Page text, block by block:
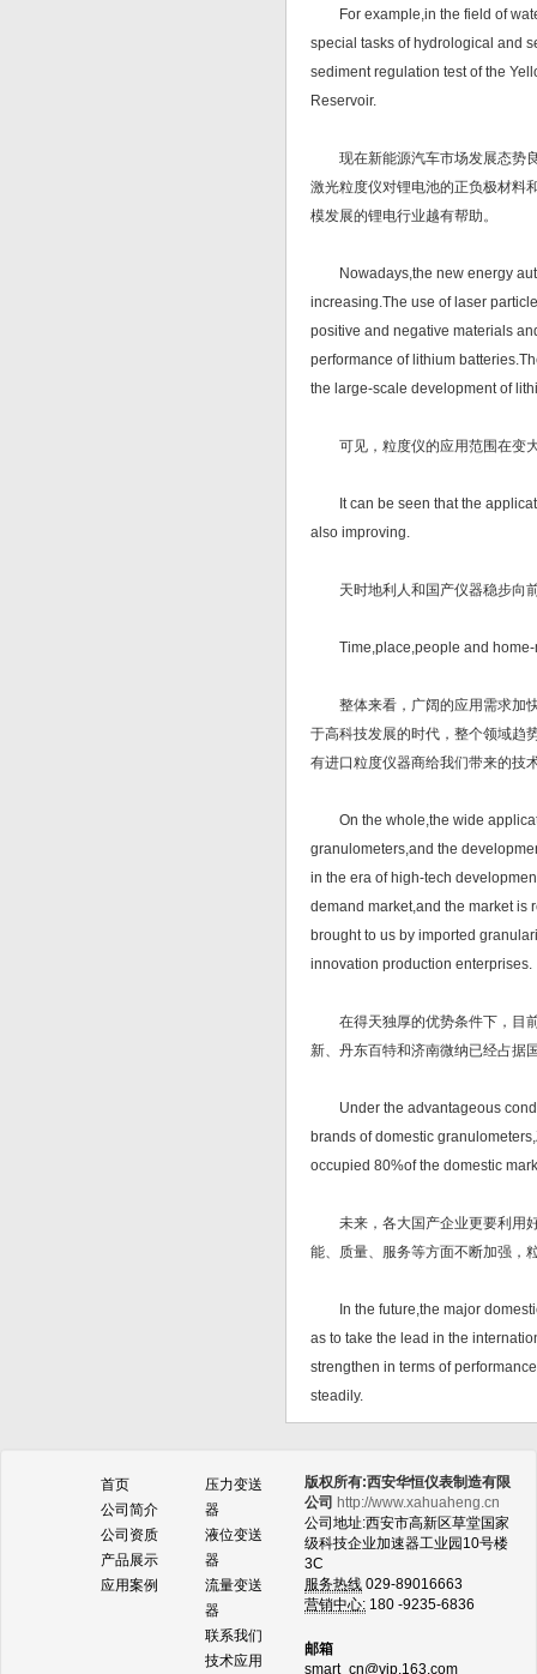
For example,in the field of
special tasks of hydrological and
sediment regulation test of the
Reservoir.
现在新能源汽车市场发展态势良
激光粒度仪对锂电池的正负极材料
模发展的锂电行业越有帮助。
Nowadays,the new energy
increasing.The use of laser
positive and negative materials
performance of lithium
the large-scale development of
可见，粒度仪的应用范围在变
It can be seen that the
also improving.
天时地利人和国产仪器稳步向
Time,place,people and home-
整体来看，广阔的应用需求加快
于高科技发展的时代，整个领域趋
有进口粒度仪器商给我们带来的技
On the whole,the wide
granulometers,and the
in the era of high-tech
demand market,and the market is
brought to us by imported
innovation production enterprises.
在得天独厚的优势条件下，目前
新、丹东百特和济南微纳已经占据
Under the advantageous
brands of domestic
occupied 80%of the domestic
未来，各大国产企业更要利用好
能、质量、服务等方面不断加强，
In the future,the major
as to take the lead in the
strengthen in terms of
steadily.
首页
公司简介
公司资质
产品展示
应用案例
压力变送
器
液位变送
器
流量变送
器
联系我们
技术应用
版权所有:西安华恒仪表制造有限
公司 http://www.xahuaheng.cn
公司地址:西安市高新区草堂国家
级科技企业加速器工业园10号楼
3C
服务热线 029-89016663
营销中心: 180 -9235-6836
邮箱
smart_cn@vip.163.com